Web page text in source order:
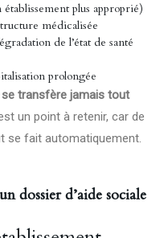
plus approprié)
médicalisée
de l’état de santé
prolongée
transfère jamais tout
un point à retenir, car de
se fait automatiquement.
dossier d’aide sociale